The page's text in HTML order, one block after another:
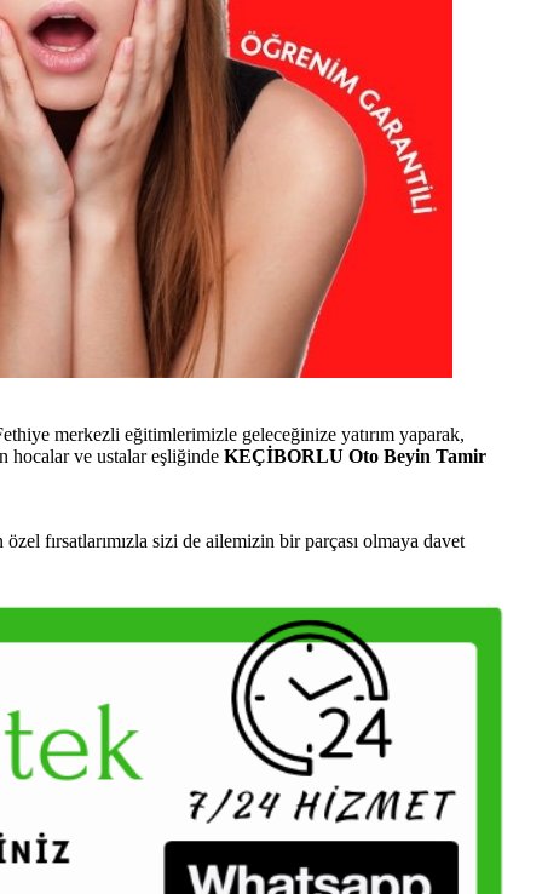
merkezli eğitimlerimizle geleceğinize yatırım yaparak,
ve ustalar eşliğinde KEÇİBORLU Oto Beyin Tamir
fırsatlarımızla sizi de ailemizin bir parçası olmaya davet